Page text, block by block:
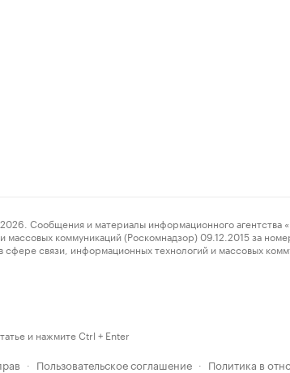
и материалы информационного агентства
коммуникаций (Роскомнадзор) 09.12.2015 за
связи, информационных технологий и массовых
и нажмите Ctrl + Enter
· Пользовательское соглашение · Политика в